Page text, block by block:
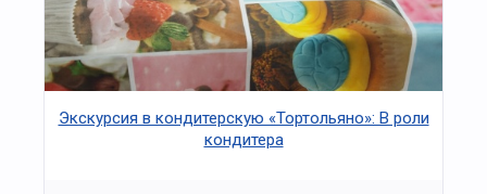
Экскурсия в кондитерскую «Тортольяно»: В роли
кондитера